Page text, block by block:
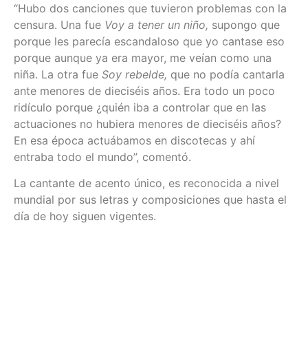
“Hubo dos canciones que tuvieron problemas con la
censura. Una fue Voy a tener un niño, supongo que
porque les parecía escandaloso que yo cantase eso
porque aunque ya era mayor, me veían como una
niña. La otra fue Soy rebelde, que no podía cantarla
ante menores de dieciséis años. Era todo un poco
ridículo porque ¿quién iba a controlar que en las
actuaciones no hubiera menores de dieciséis años?
En esa época actuábamos en discotecas y ahí
entraba todo el mundo”, comentó.
La cantante de acento único, es reconocida a nivel
mundial por sus letras y composiciones que hasta el
día de hoy siguen vigentes.